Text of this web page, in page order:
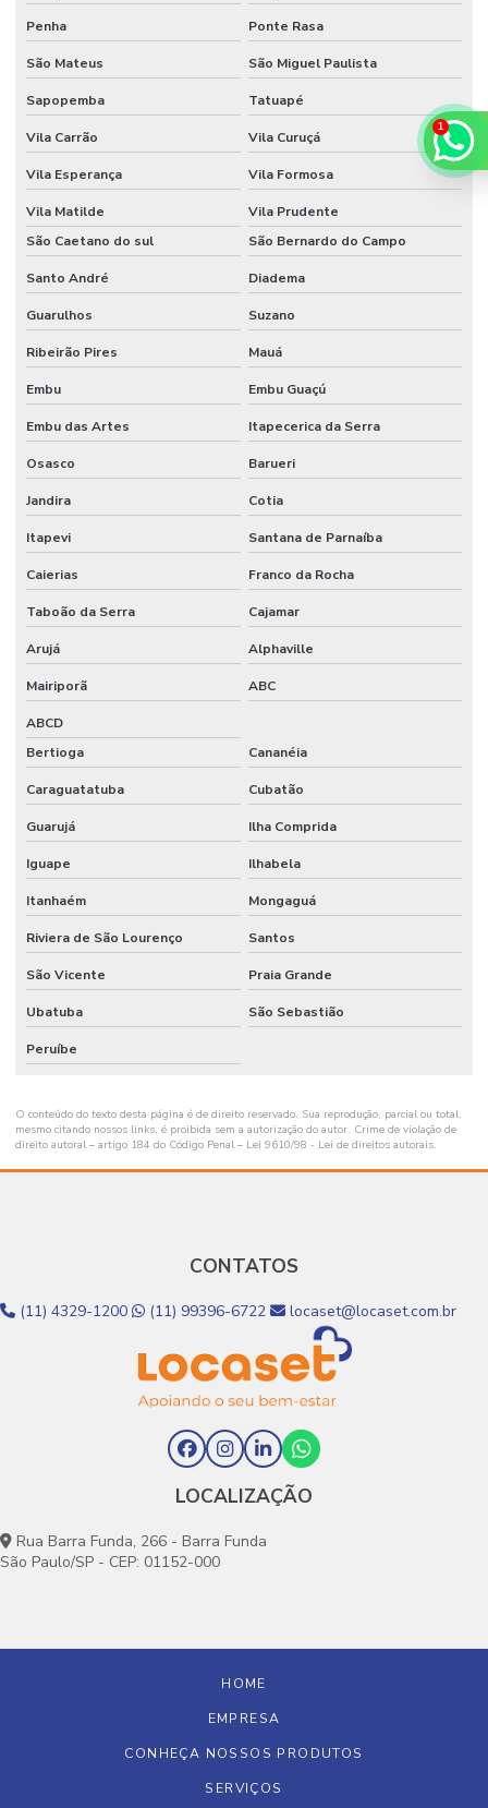
Penha Ponte Rasa
São Mateus São Miguel Paulista
Sapopemba Tatuapé
Vila Carrão Vila Curuçá
Vila Esperança Vila Formosa
Vila Matilde
Vila Prudente
São Caetano do sul
São Bernardo do Campo
Santo André Diadema
Guarulhos Suzano
Ribeirão Pires Mauá
Embu Embu Guaçú
Embu das Artes Itapecerica da Serra
Osasco Barueri
Jandira Cotia
Itapevi Santana de Parnaíba
Caierias Franco da Rocha
Taboão da Serra Cajamar
Arujá Alphaville
Mairiporã ABC
ABCD
Bertioga
Cananéia
Caraguatatuba Cubatão
Guarujá Ilha Comprida
Iguape Ilhabela
Itanhaém Mongaguá
Riviera de São Lourenço Santos
São Vicente Praia Grande
Ubatuba São Sebastião
Peruíbe
O conteúdo do texto desta página é de direito reservado. Sua reprodução, parcial ou total,
mesmo citando nossos links, é proibida sem a autorização do autor. Crime de violação de
direito autoral – artigo 184 do Código Penal – Lei 9610/98 - Lei de direitos autorais.
CONTATOS
(11) 4329-1200 (11) 99396-6722 locaset@locaset.com.br
LOCALIZAÇÃO
Rua Barra Funda, 266 - Barra Funda
São Paulo/SP - CEP: 01152-000
HOME
EMPRESA
CONHEÇA NOSSOS PRODUTOS
SERVIÇOS